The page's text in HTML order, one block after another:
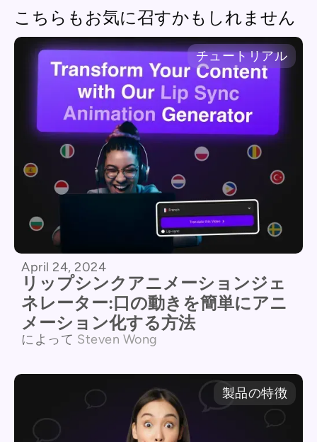
こちらもお気に召すかもしれません
チュートリアル
April 24, 2024
リップシンクアニメーションジェ
ネレーター:口の動きを簡単にアニ
メーション化する方法
によって Steven Wong
製品の特徴